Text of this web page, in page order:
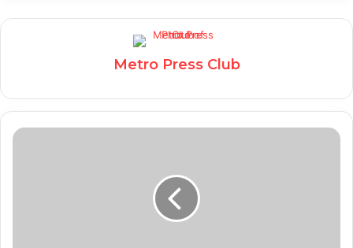
Metro Press Club